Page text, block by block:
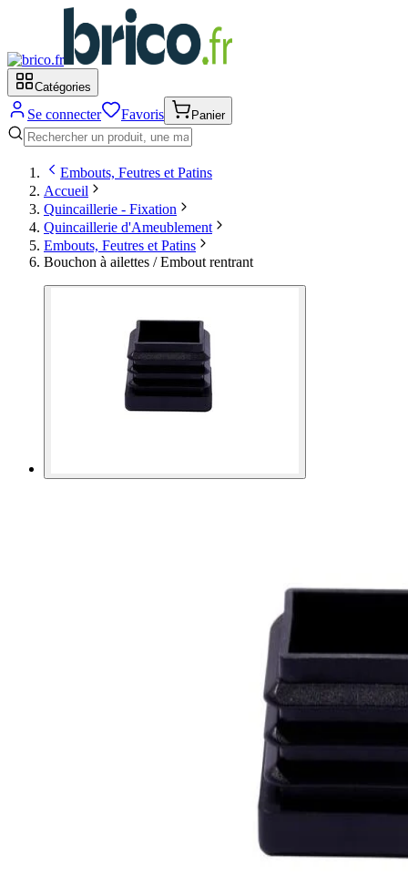
Catégories
Se connecter Favoris Panier
Embouts, Feutres et Patins
Accueil
Quincaillerie - Fixation
Quincaillerie d'Ameublement
Embouts, Feutres et Patins
Bouchon à ailettes / Embout rentrant